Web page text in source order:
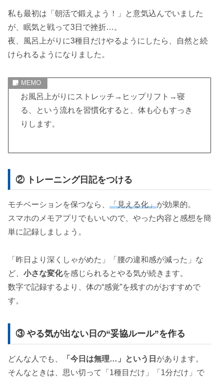
私も最初は「朝活で鍛えよう！」と意気込んでいました
が、眠気と戦って3日で挫折…。
夜、風呂上がりに3種目だけやるようにしたら、自然と続
けられるようになりました。
お風呂上がりにストレッチ→ヒップリフト→寝
る、という流れを習慣化すると、体も心もすっき
りします。
② トレーニング日記をつける
モチベーションを保つなら、 「見える化」が効果的。
スマホのメモアプリでもいいので、やった内容と感想を簡
単に記録しましょう。
「昨日より深くしゃがめた」「腰の違和感が減った」な
ど、 小さな変化を感じられるとやる気が続きます。
数字で記録するより、体の“感覚”を残すのがおすすめで
す。
③ やる気が出ない日の“妥協ルール”を作る
どんな人でも、 「今日は無理…」という日 があります。
そんなときは、思い切って「1種目だけ」「1分だけ」で